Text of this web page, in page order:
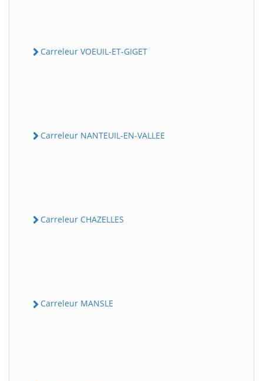
Carreleur VOEUIL-ET-GIGET
Carreleur NANTEUIL-EN-VALLEE
Carreleur CHAZELLES
Carreleur MANSLE